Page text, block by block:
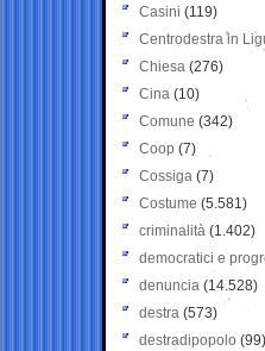
Casini (119)
Centrodestra in
Chiesa (276)
Cina (10)
Comune (342)
Coop (7)
Cossiga (7)
Costume (5.581)
criminalità (1.402)
democratici e
denuncia (14.528)
destra (573)
destradipopolo (99)